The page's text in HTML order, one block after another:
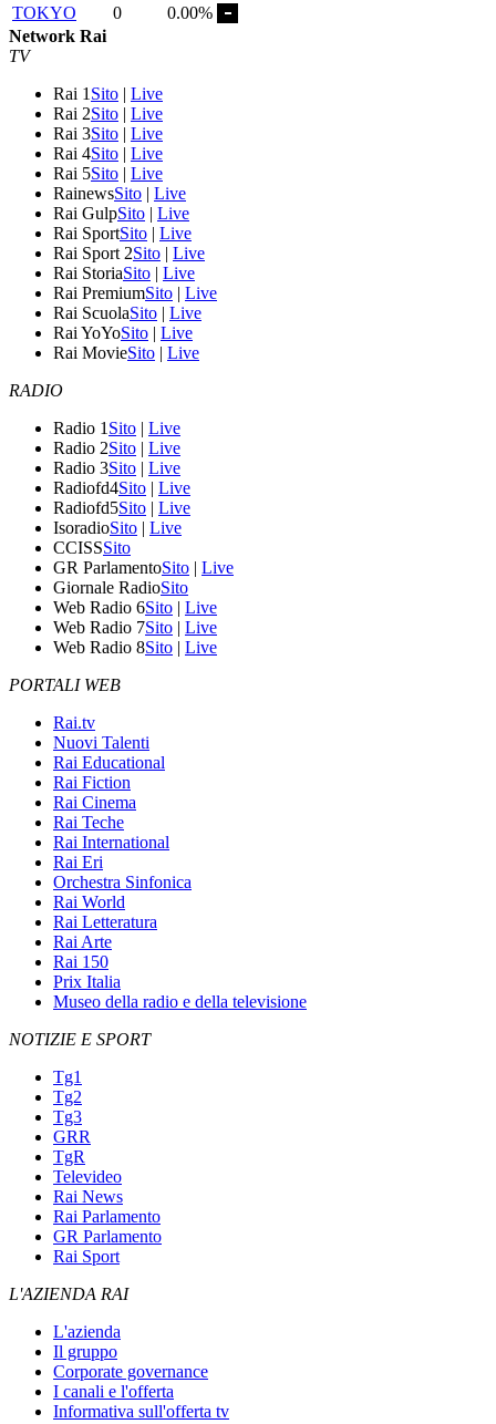
TOKYO
0
0.00%
Network Rai
TV
Rai 1 Sito | Live
Rai 2Sito | Live
Rai 3Sito | Live
Rai 4Sito | Live
Rai 5Sito | Live
RainewsSito | Live
Rai GulpSito | Live
Rai SportSito | Live
Rai Sport 2Sito | Live
Rai StoriaSito | Live
Rai PremiumSito | Live
Rai ScuolaSito | Live
Rai YoYoSito | Live
Rai MovieSito | Live
RADIO
Radio 1 Sito | Live
Radio 2Sito | Live
Radio 3Sito | Live
Radiofd4Sito | Live
Radiofd5Sito | Live
IsoradioSito | Live
CCISSSito
GR ParlamentoSito | Live
Giornale RadioSito
Web Radio 6Sito | Live
Web Radio 7Sito | Live
Web Radio 8Sito | Live
PORTALI WEB
Rai.tv
Nuovi Talenti
Rai Educational
Rai Fiction
Rai Cinema
Rai Teche
Rai International
Rai Eri
Orchestra Sinfonica
Rai World
Rai Letteratura
Rai Arte
Rai 150
Prix Italia
Museo della radio e della televisione
NOTIZIE E SPORT
Tg1
Tg2
Tg3
GRR
TgR
Televideo
Rai News
Rai Parlamento
GR Parlamento
Rai Sport
L'AZIENDA RAI
L'azienda
Il gruppo
Corporate governance
I canali e l'offerta
Informativa sull'offerta tv